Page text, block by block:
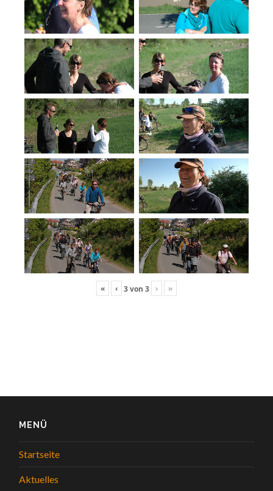
« ‹ 3von 3 › »
MENÜ
Startseite
Aktuelles